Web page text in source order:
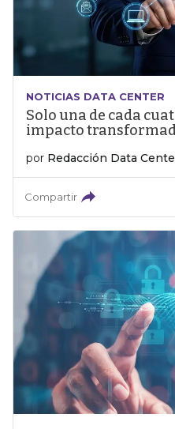
NOTICIAS DATA CENTER
Solo una de cada
impacto
por Redacción Data
Compartir